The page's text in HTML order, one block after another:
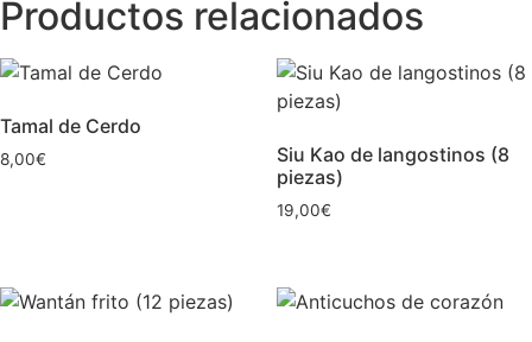
Productos relacionados
Tamal de Cerdo
8,00€
Siu Kao de langostinos (8
piezas)
19,00€